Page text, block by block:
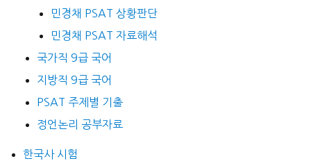
민경채 PSAT 상황판단
민경채 PSAT 자료해석
국가직 9급 국어
지방직 9급 국어
PSAT 주제별 기출
정언논리 공부자료
한국사 시험